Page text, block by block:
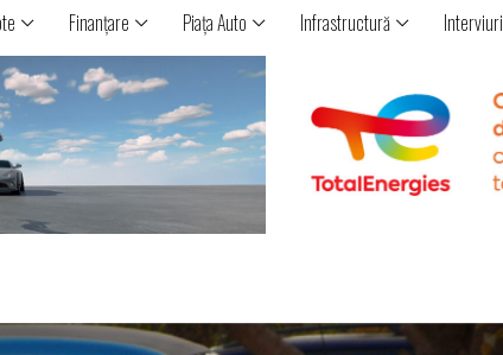
Finanţare Piaţa Auto Infrastructură Interviuri